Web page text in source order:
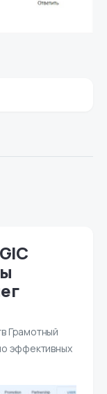
Грамотный
эффективных